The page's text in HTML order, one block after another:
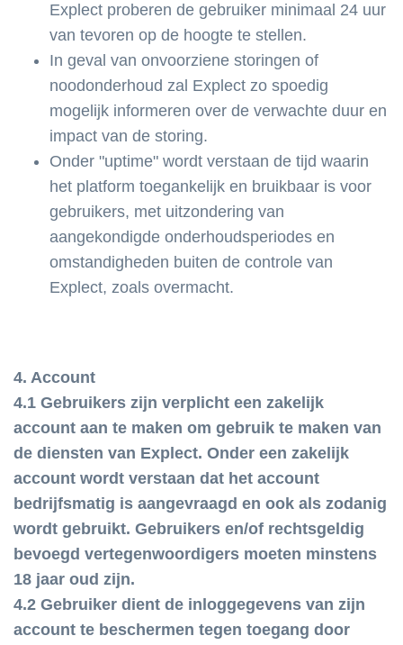
Explect proberen de gebruiker minimaal 24 uur
van tevoren op de hoogte te stellen.
In geval van onvoorziene storingen of
noodonderhoud zal Explect zo spoedig
mogelijk informeren over de verwachte duur en
impact van de storing.
Onder "uptime" wordt verstaan de tijd waarin
het platform toegankelijk en bruikbaar is voor
gebruikers, met uitzondering van
aangekondigde onderhoudsperiodes en
omstandigheden buiten de controle van
Explect, zoals overmacht.
4. Account
4.1 Gebruikers zijn verplicht een zakelijk
account aan te maken om gebruik te maken van
de diensten van Explect. Onder een zakelijk
account wordt verstaan dat het account
bedrijfsmatig is aangevraagd en ook als zodanig
wordt gebruikt. Gebruikers en/of rechtsgeldig
bevoegd vertegenwoordigers moeten minstens
18 jaar oud zijn.
4.2 Gebruiker dient de inloggegevens van zijn
account te beschermen tegen toegang door